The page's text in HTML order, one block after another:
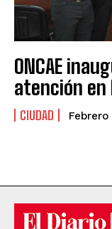
ONCAE
atención en
CIUDAD Febrero